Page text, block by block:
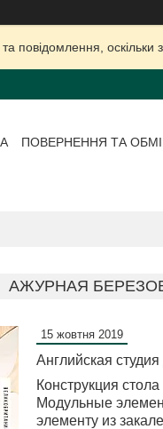
оскільки
ПОВЕРНЕННЯ ТА
АЖУРНАЯ
15 жовтня 2019
Английская
Конструкция
Модульные
элементу из